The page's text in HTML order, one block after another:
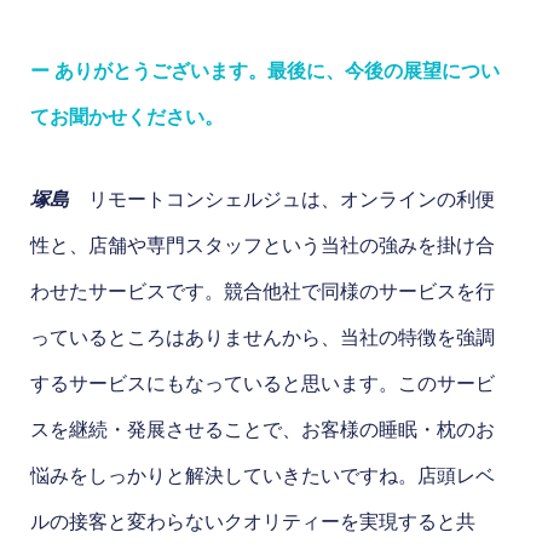
ー ありがとうございます。最後に、今後の展望につい
てお聞かせください。
塚島リモートコンシェルジュは、オンラインの利便
性と、店舗や専門スタッフという当社の強みを掛け合
わせたサービスです。競合他社で同様のサービスを行
っているところはありませんから、当社の特徴を強調
するサービスにもなっていると思います。このサービ
スを継続・発展させることで、お客様の睡眠・枕のお
悩みをしっかりと解決していきたいですね。店頭レベ
ルの接客と変わらないクオリティーを実現すると共